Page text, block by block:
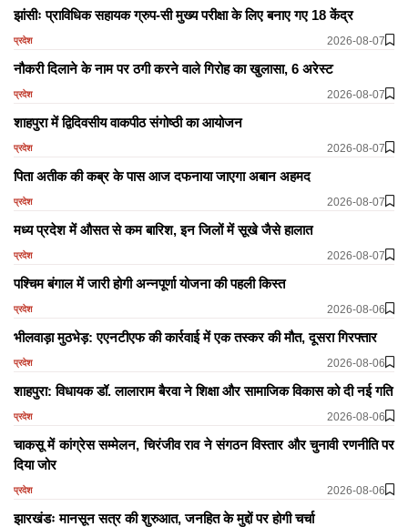
झांसीः प्राविधिक सहायक ग्रुप-सी मुख्य परीक्षा के लिए बनाए गए 18 केंद्र
प्रदेश 2026-08-07
नौकरी दिलाने के नाम पर ठगी करने वाले गिरोह का खुलासा, 6 अरेस्ट
प्रदेश 2026-08-07
शाहपुरा में द्विदिवसीय वाकपीठ संगोष्ठी का आयोजन
प्रदेश 2026-08-07
पिता अतीक की कब्र के पास आज दफनाया जाएगा अबान अहमद
प्रदेश 2026-08-07
मध्य प्रदेश में औसत से कम बारिश, इन जिलों में सूखे जैसे हालात
प्रदेश 2026-08-07
पश्चिम बंगाल में जारी होगी अन्नपूर्णा योजना की पहली किस्त
प्रदेश 2026-08-06
भीलवाड़ा मुठभेड़: एएनटीएफ की कार्रवाई में एक तस्कर की मौत, दूसरा गिरफ्तार
प्रदेश 2026-08-06
शाहपुरा: विधायक डॉ. लालाराम बैरवा ने शिक्षा और सामाजिक विकास को दी नई गति
प्रदेश 2026-08-06
चाकसू में कांग्रेस सम्मेलन, चिरंजीव राव ने संगठन विस्तार और चुनावी रणनीति पर
दिया जोर
प्रदेश 2026-08-06
झारखंडः मानसून सत्र की शुरुआत, जनहित के मुद्दों पर होगी चर्चा